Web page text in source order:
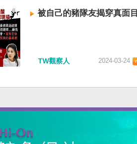
被自己的豬隊友揭穿真面目
TW觀察人 2024-03-24